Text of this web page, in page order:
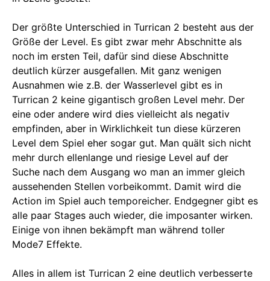
Der größte Unterschied in Turrican 2 besteht aus der
Größe der Level. Es gibt zwar mehr Abschnitte als
noch im ersten Teil, dafür sind diese Abschnitte
deutlich kürzer ausgefallen. Mit ganz wenigen
Ausnahmen wie z.B. der Wasserlevel gibt es in
Turrican 2 keine gigantisch großen Level mehr. Der
eine oder andere wird dies vielleicht als negativ
empfinden, aber in Wirklichkeit tun diese kürzeren
Level dem Spiel eher sogar gut. Man quält sich nicht
mehr durch ellenlange und riesige Level auf der
Suche nach dem Ausgang wo man an immer gleich
aussehenden Stellen vorbeikommt. Damit wird die
Action im Spiel auch temporeicher. Endgegner gibt es
alle paar Stages auch wieder, die imposanter wirken.
Einige von ihnen bekämpft man während toller
Mode7 Effekte.
Alles in allem ist Turrican 2 eine deutlich verbesserte